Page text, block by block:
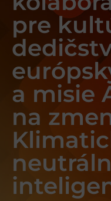
pre
a misie
na